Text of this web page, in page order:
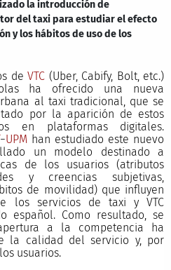
la introducción de
del taxi para estudiar el efecto
y los hábitos de uso de los
deVTC (Uber, Cabify, Bolt, etc.)
ha ofrecido una nueva
al taxi tradicional, que se
por la aparición de estos
en plataformas digitales.
−UPM han estudiado este nuevo
un modelo destinado a
de los usuarios (atributos
y creencias subjetivas,
de movilidad) que influyen
los servicios de taxi y VTC
español. Como resultado, se
a la competencia ha
la calidad del servicio y, por
usuarios.